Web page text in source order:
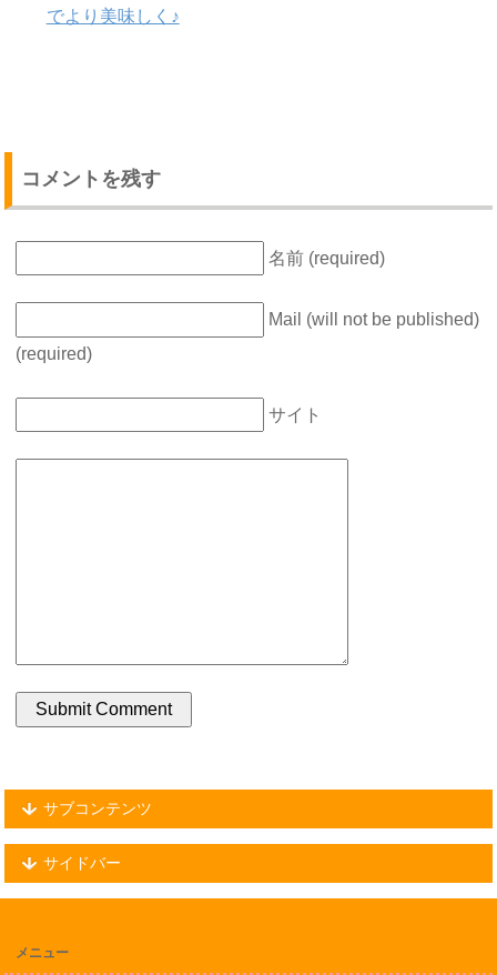
でより美味しく♪
コメントを残す
名前 (required)
Mail (will not be published)
(required)
サイト
サブコンテンツ
サイドバー
メニュー